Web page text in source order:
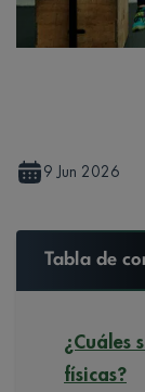
9 Jun 2026
Tabla de
¿Cuáles
físicas?